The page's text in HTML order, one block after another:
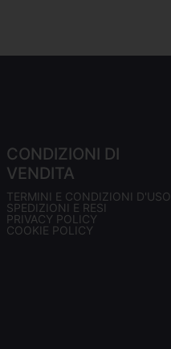
CONDIZIONI DI
VENDITA
TERMINI E CONDIZIONI D'USO
SPEDIZIONI E RESI
PRIVACY POLICY
COOKIE POLICY